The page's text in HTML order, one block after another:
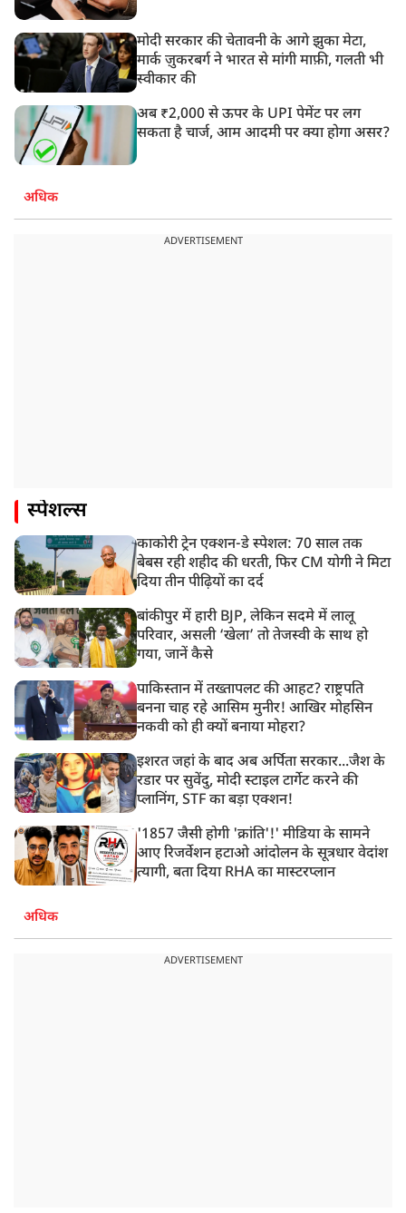
मोदी सरकार की चेतावनी के आगे झुका मेटा,
मार्क ज़ुकरबर्ग ने भारत से मांगी माफ़ी, गलती भी
स्वीकार की
अब ₹2,000 से ऊपर के UPI पेमेंट पर लग
सकता है चार्ज, आम आदमी पर क्या होगा असर?
अधिक
ADVERTISEMENT
स्पेशल्स
काकोरी ट्रेन एक्शन-डे स्पेशल: 70 साल तक
बेबस रही शहीद की धरती, फिर CM योगी ने मिटा
दिया तीन पीढ़ियों का दर्द
बांकीपुर में हारी BJP, लेकिन सदमे में लालू
परिवार, असली ‘खेला’ तो तेजस्वी के साथ हो
गया, जानें कैसे
पाकिस्तान में तख्तापलट की आहट? राष्ट्रपति
बनना चाह रहे आसिम मुनीर! आखिर मोहसिन
नकवी को ही क्यों बनाया मोहरा?
इशरत जहां के बाद अब अर्पिता सरकार...जैश के
रडार पर सुवेंदु, मोदी स्टाइल टार्गेट करने की
प्लानिंग, STF का बड़ा एक्शन!
'1857 जैसी होगी 'क्रांति'!' मीडिया के सामने
आए रिजर्वेशन हटाओ आंदोलन के सूत्रधार वेदांश
त्यागी, बता दिया RHA का मास्टरप्लान
अधिक
ADVERTISEMENT